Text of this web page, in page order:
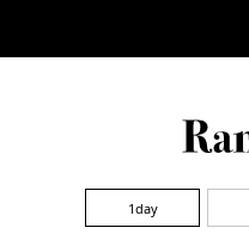
1day